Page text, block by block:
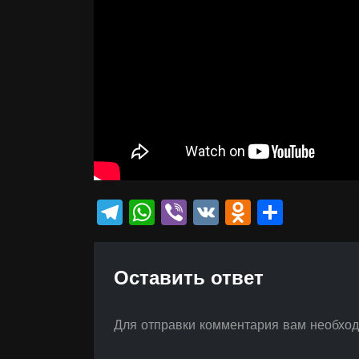
Telegram
WhatsApp
Viber
VK
Оставить ответ
Для отправки комментария вам